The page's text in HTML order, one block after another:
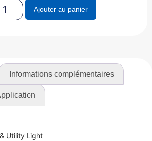
Ajouter au panier
Informations complémentaires
Utility Light